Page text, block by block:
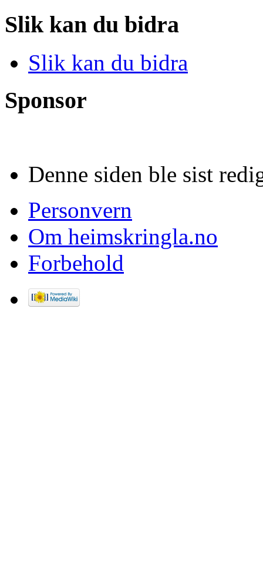
Slik kan du bidra
Slik kan du bidra
Sponsor
Denne siden ble sist
Personvern
Om heimskringla.no
Forbehold